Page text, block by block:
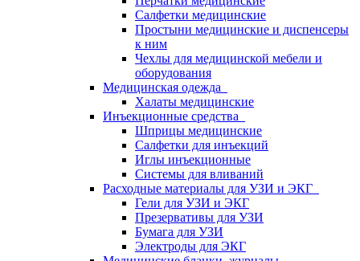
Салфетки медицинские
Простыни медицинские и диспенсеры
к ним
Чехлы для медицинской мебели и
оборудования
Медицинская одежда
Халаты медицинские
Инъекционные средства
Шприцы медицинские
Салфетки для инъекций
Иглы инъекционные
Системы для вливаний
Расходные материалы для УЗИ и ЭКГ
Гели для УЗИ и ЭКГ
Презервативы для УЗИ
Бумага для УЗИ
Электроды для ЭКГ